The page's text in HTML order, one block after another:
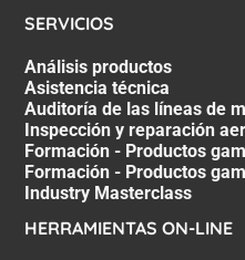
SERVICIOS
Análisis productos
Asistencia técnica
Auditoría de las líneas de
Inspección y reparación
Formación - Productos
Formación - Productos
Industry Masterclass
HERRAMIENTAS ON-LINE